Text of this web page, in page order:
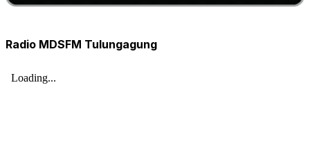
Radio MDSFM Tulungagung